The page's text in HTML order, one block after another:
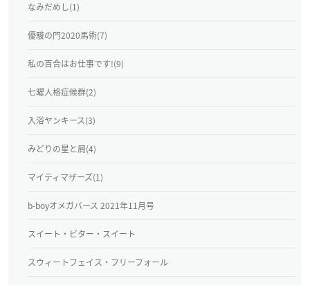
なみだめし(1)
優駿の門2020馬術(7)
私の百合はお仕事です!(9)
七曜人格症候群(2)
入浴ヤンキース(3)
みどりの星と屑(4)
マイティマザーズ(1)
b-boyオメガバース 2021年11月号
スイート・ビター・スイート
スウィートフェイス・フリーフォール